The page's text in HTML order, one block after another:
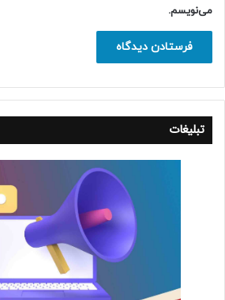
می‌نویسم.
تبلیغات